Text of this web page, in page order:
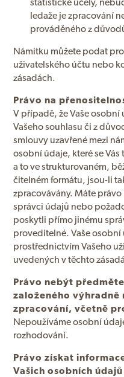
ledaže je zpracování
prováděného z
Námitku můžete podat
uživatelského účtu nebo
zásadách.
Právo na
V případě, že Vaše
Vašeho souhlasu či z
smlouvy uzavřené mezi
osobní údaje, které se
a to ve strukturovaném,
čitelném formátu, jsou-li
zpracovávány. Máte
správci údajů nebo
poskytli přímo jinému
proveditelné. Vaše osobní
prostřednictvím Vašeho
uvedených v těchto
Právo nebýt
založeného výhradně
zpracování, včetně
Nepoužíváme osobní
rozhodování.
Právo získat
Vašich osobních údajů